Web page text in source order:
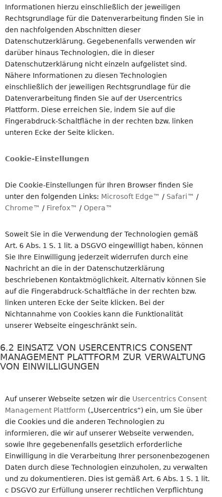
Informationen hierzu einschließlich der jeweiligen
Rechtsgrundlage für die Datenverarbeitung finden Sie in
den nachfolgenden Abschnitten dieser
Datenschutzerklärung. Gegebenenfalls verwenden wir
darüber hinaus Technologien, die in dieser
Datenschutzerklärung nicht einzeln aufgelistet sind.
Nähere Informationen zu diesen Technologien
einschließlich der jeweiligen Rechtsgrundlage für die
Datenverarbeitung finden Sie auf der Usercentrics
Plattform. Diese erreichen Sie, indem Sie auf die
Fingerabdruck-Schaltfläche in der rechten bzw. linken
unteren Ecke der Seite klicken.
Cookie-Einstellungen
Die Cookie-Einstellungen für Ihren Browser finden Sie
unter den folgenden Links: Microsoft Edge™ / Safari™ /
Chrome™ / Firefox™ / Opera™
Soweit Sie in die Verwendung der Technologien gemäß
Art. 6 Abs. 1 S. 1 lit. a DSGVO eingewilligt haben, können
Sie Ihre Einwilligung jederzeit widerrufen durch eine
Nachricht an die in der Datenschutzerklärung
beschriebenen Kontaktmöglichkeit. Alternativ können Sie
auf die Fingerabdruck-Schaltfläche in der rechten bzw.
linken unteren Ecke der Seite klicken. Bei der
Nichtannahme von Cookies kann die Funktionalität
unserer Webseite eingeschränkt sein.
6.2 EINSATZ VON USERCENTRICS CONSENT
MANAGEMENT PLATTFORM ZUR VERWALTUNG
VON EINWILLIGUNGEN
Auf unserer Webseite setzen wir die Usercentrics Consent
Management Plattform („Usercentrics“) ein, um Sie über
die Cookies und die anderen Technologien zu
informieren, die wir auf unserer Webseite verwenden,
sowie Ihre gegebenenfalls gesetzlich erforderliche
Einwilligung in die Verarbeitung Ihrer personenbezogenen
Daten durch diese Technologien einzuholen, zu verwalten
und zu dokumentieren. Dies ist gemäß Art. 6 Abs. 1 S. 1 lit.
c DSGVO zur Erfüllung unserer rechtlichen Verpflichtung